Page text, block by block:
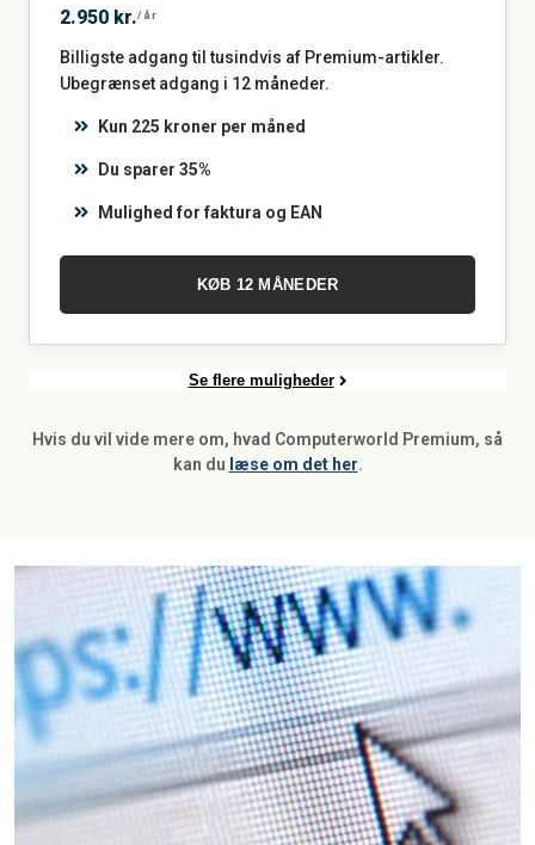
2.950 kr./år
Billigste adgang til tusindvis af Premium-artikler.
Ubegrænset adgang i 12 måneder.
Kun 225 kroner per måned
Du sparer 35%
Mulighed for faktura og EAN
KØB 12 MÅNEDER
Se flere muligheder
Hvis du vil vide mere om, hvad Computerworld Premium, så
kan du læse om det her.